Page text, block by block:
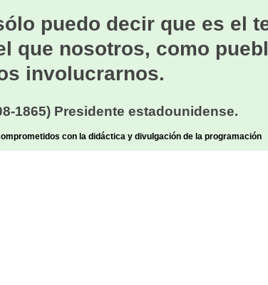
puedo decir que es el
que nosotros, como
involucrarnos.
1865) Presidente estadounidense.
con la didáctica y divulgación de la programación